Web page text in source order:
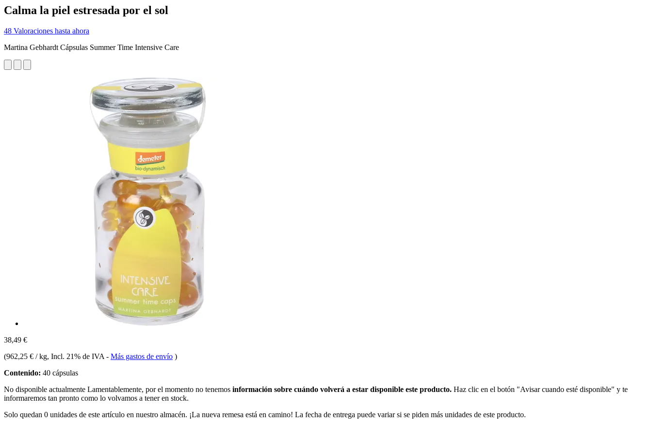
Calma la piel estresada por el sol
48 Valoraciones hasta ahora
Martina Gebhardt Cápsulas Summer Time Intensive Care
38,49 €
(962,25 € / kg, Incl. 21% de IVA - Más gastos de envío )
Contenido: 40 cápsulas
No disponible actualmente Lamentablemente, por el momento no tenemos información sobre cuándo volverá a estar disponible este producto. Haz clic en el botón "Avisar cuando esté disponible" y te
informaremos tan pronto como lo volvamos a tener en stock.
Solo quedan 0 unidades de este artículo en nuestro almacén. ¡La nueva remesa está en camino! La fecha de entrega puede variar si se piden más unidades de este producto.